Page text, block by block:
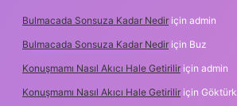
Bulmacada Sonsuza Kadar Nedir için admin
Bulmacada Sonsuza Kadar Nedir için Buz
Konuşmamı Nasıl Akıcı Hale Getirilir için admin
Konuşmamı Nasıl Akıcı Hale Getirilir için Göktürk